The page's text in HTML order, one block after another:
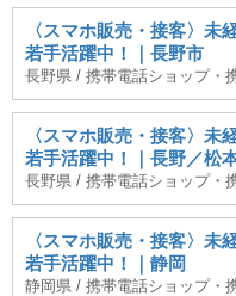
〈スマホ販売・接客〉未
若手活躍中！｜長野市
長野県 / 携帯電話ショップ・
〈スマホ販売・接客〉未
若手活躍中！｜長野／松
長野県 / 携帯電話ショップ・
〈スマホ販売・接客〉未
若手活躍中！｜静岡
静岡県 / 携帯電話ショップ・